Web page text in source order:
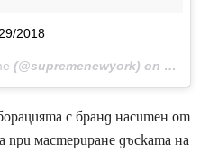
2018
(@supremenewyork) on Mar 26,
с бранд наситен от
мастериране дъската на